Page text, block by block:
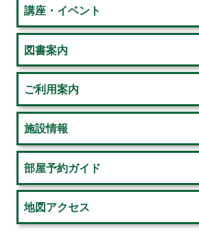
サ
イ
ド
バ
ー
講座・イベント
図書案内
ご利用案内
施設情報
部屋予約ガイド
地図アクセス